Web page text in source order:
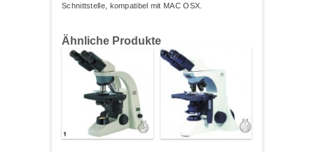
Schnittstelle, kompatibel mit MAC OSX.
Ähnliche Produkte